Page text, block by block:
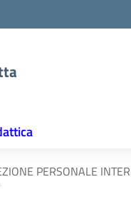
PERSONALE